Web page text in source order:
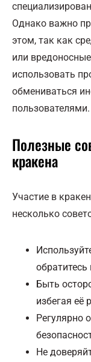
Однако важно
этом, так как
или
использовать
обмениваться
пользователями.
Полезные
кракена
Участие в
несколько
Быть
избегая её
Регулярно
Не